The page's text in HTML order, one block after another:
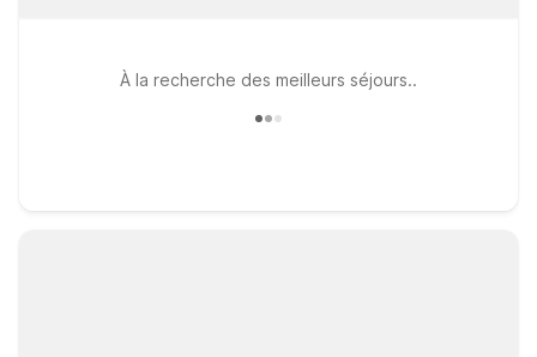
À la recherche des meilleurs séjours..